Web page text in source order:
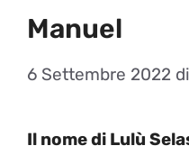
Manuel
6 Settembre 2022 di
Il nome di Lulù